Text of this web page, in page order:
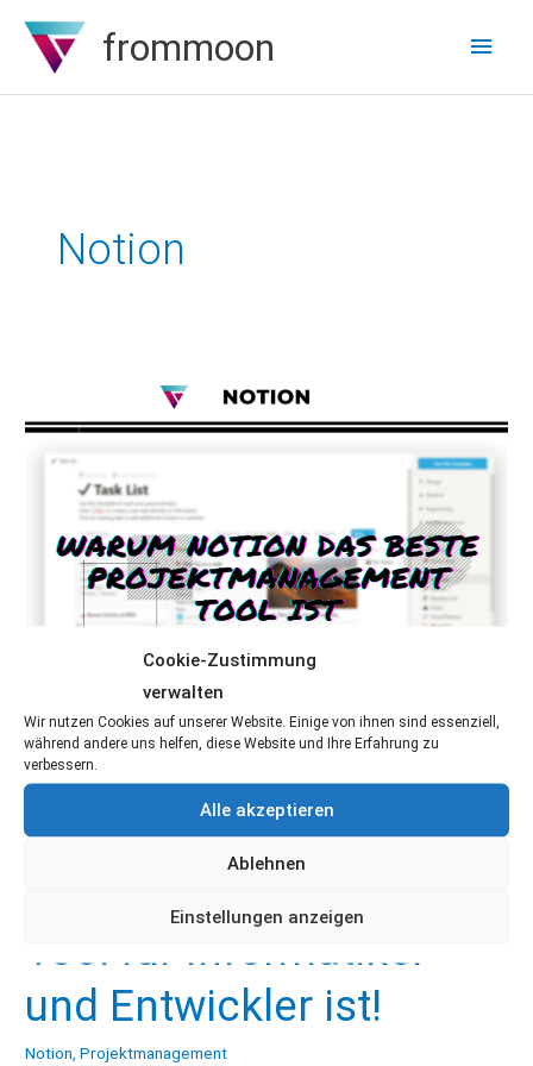
Cookie-Zustimmung
verwalten
Wir nutzen Cookies auf unserer Website. Einige von ihnen sind essenziell,
während andere uns helfen, diese Website und Ihre Erfahrung zu
verbessern.
Alle akzeptieren
Ablehnen
Einstellungen anzeigen
Inhalt
springen
frommoon
Notion
Warum NOTION das
Beste
Tool für Informatiker
und Entwickler ist!
Notion ,Projektmanagement